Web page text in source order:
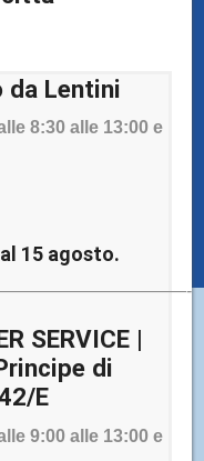
con la
per 12 mesi,
Prezzi da
DI
da Lentini
8:30 alle 13:00 e
15 agosto.
SERVICE |
di
E
9:00 alle 13:00 e